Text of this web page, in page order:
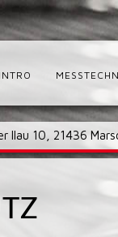
INTRO
Ilau 10, 21436